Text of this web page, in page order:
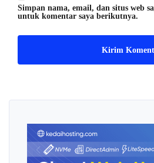
Simpan nama, email, dan situs web
untuk komentar saya berikutnya.